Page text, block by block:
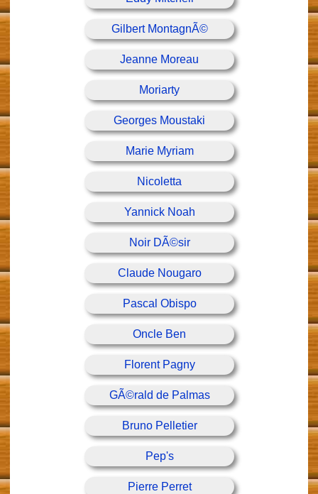
Gilbert MontagnÃ©
Jeanne Moreau
Moriarty
Georges Moustaki
Marie Myriam
Nicoletta
Yannick Noah
Noir DÃ©sir
Claude Nougaro
Pascal Obispo
Oncle Ben
Florent Pagny
GÃ©rald de Palmas
Bruno Pelletier
Pep's
Pierre Perret